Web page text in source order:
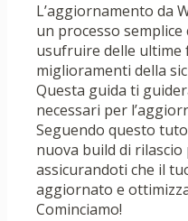
L’aggiornamento da
un processo
usufruire delle ultime
miglioramenti della
Questa guida ti
necessari per
Seguendo questo
nuova build di rilascio
assicurandoti che il
aggiornato e
Cominciamo!